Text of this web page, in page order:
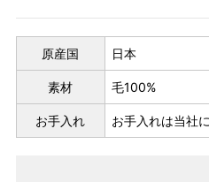
原産国 日本
素材 毛100%
お手入れ お手入れは当社